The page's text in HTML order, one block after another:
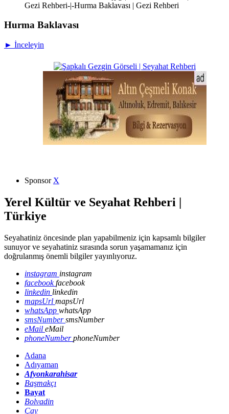
Gezi Rehberi-|-Hurma Baklavası | Gezi Rehberi
Hurma Baklavası
► İnceleyin
Sponsor X
Yerel Kültür ve Seyahat Rehberi |
Türkiye
Seyahatiniz öncesinde plan yapabilmeniz için kapsamlı bilgiler
sunuyor ve seyahatiniz sırasında sorun yaşamamanız için
doğrulanmış önemli bilgiler yayınlıyoruz.
instagram instagram
facebookfacebook
linkedin linkedin
mapsUrl mapsUrl
whatsApp whatsApp
smsNumbersmsNumber
eMail eMail
phoneNumberphoneNumber
Adana
Adıyaman
Afyonkarahisar
Başmakçı
Bayat
Bolvadin
Çay